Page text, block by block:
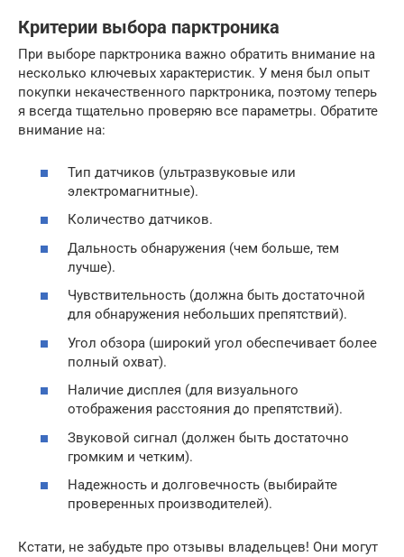
Критерии выбора парктроника
При выборе парктроника важно обратить внимание на
несколько ключевых характеристик. У меня был опыт
покупки некачественного парктроника, поэтому теперь
я всегда тщательно проверяю все параметры. Обратите
внимание на:
Тип датчиков (ультразвуковые или
электромагнитные).
Количество датчиков.
Дальность обнаружения (чем больше, тем
лучше).
Чувствительность (должна быть достаточной
для обнаружения небольших препятствий).
Угол обзора (широкий угол обеспечивает более
полный охват).
Наличие дисплея (для визуального
отображения расстояния до препятствий).
Звуковой сигнал (должен быть достаточно
громким и четким).
Надежность и долговечность (выбирайте
проверенных производителей).
Кстати, не забудьте про отзывы владельцев! Они могут